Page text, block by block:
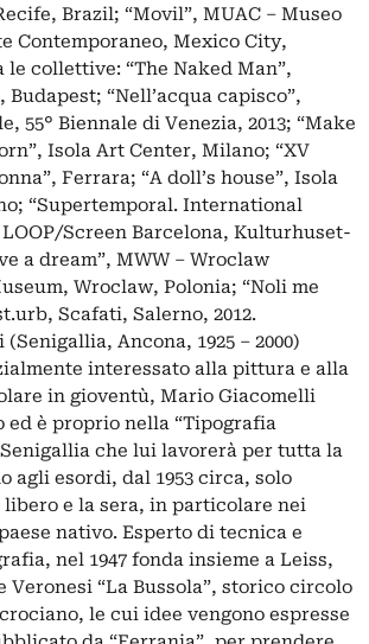
Brazil; “Movil”, MUAC – Museo
Contemporaneo, Mexico City,
le collettive: “The Naked Man”,
“Nell’acqua capisco”,
55° Biennale di Venezia, 2013; “Make
Isola Art Center, Milano; “XV
Ferrara; “A doll’s house”, Isola
“Supertemporal. International
Screen Barcelona, Kulturhuset-
a dream”, MWW – Wroclaw
Wroclaw, Polonia; “Noli me
Scafati, Salerno, 2012.
Ancona, 1925 – 2000)
interessato alla pittura e alla
in gioventù, Mario Giacomelli
ed è proprio nella “Tipografia
che lui lavorerà per tutta la
agli esordi, dal 1953 circa, solo
e la sera, in particolare nei
nativo. Esperto di tecnica e
nel 1947 fonda insieme a Leiss,
Veronesi “La Bussola”, storico circolo
le cui idee vengono espresse